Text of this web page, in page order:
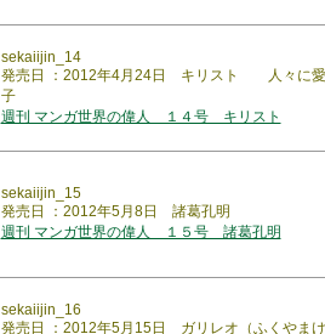
sekaiijin_14
発売日 ：2012年4月24日 キリスト 人々に愛
子
週刊 マンガ世界の偉人 １４号 キリスト
sekaiijin_15
発売日 ：2012年5月8日 諸葛孔明
週刊 マンガ世界の偉人 １５号 諸葛孔明
sekaiijin_16
発売日 ：2012年5月15日 ガリレオ（ふくやま